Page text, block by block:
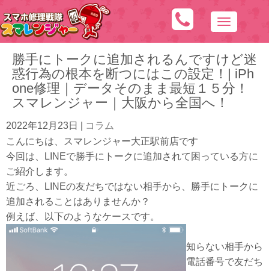
N
a
v
g
o
勝手にトークに追加されるんですけど迷
惑行為の根本を断つにはこの設定！| iPh
one修理｜データそのまま最短１５分！
スマレンジャー｜大阪から全国へ！
2022年12月23日
コラム
こんにちは、スマレンジャー大正駅前店です
今回は、LINEで勝手にトークに追加されて困っている方に
ご紹介します。
近ごろ、LINEの友だちではない相手から、勝手にトークに
追加されることはありませんか？
例えば、以下のようなケースです。
知らない相手から
電話番号で友だち